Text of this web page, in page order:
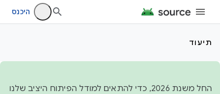
היכנס
תיעוד
החל משנת 2026, כדי להתאים למודל הפיתוח היציב שלנו